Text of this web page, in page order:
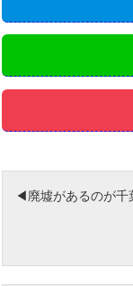
廃墟があるのが千